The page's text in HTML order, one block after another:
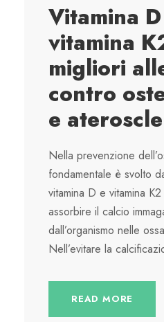
Vitamina
vitamina
migliori
contro
e
Nella prevenzione
fondamentale è svolto
vitamina D e vitamina
assorbire il calcio
dall’organismo nelle
Nell’evitare la
READ MORE